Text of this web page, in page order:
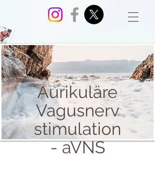
Aurikuläre
Vagusnerv
stimulation
- aVNS